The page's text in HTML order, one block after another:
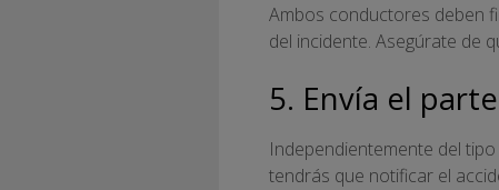
Ambos conductores deben
del incidente. Asegúrate de
5. Envía el
Independientemente del
tendrás que notificar el